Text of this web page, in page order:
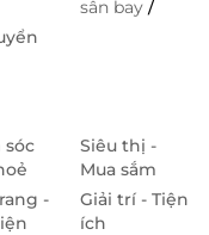
sân bay/
sóc
-
Siêu thị -
Mua sắm
Giải trí - Tiện
ích